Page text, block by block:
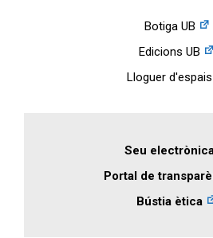
Botiga UB
Edicions UB
Lloguer d'espais
Seu
Portal de
Bústia ètica